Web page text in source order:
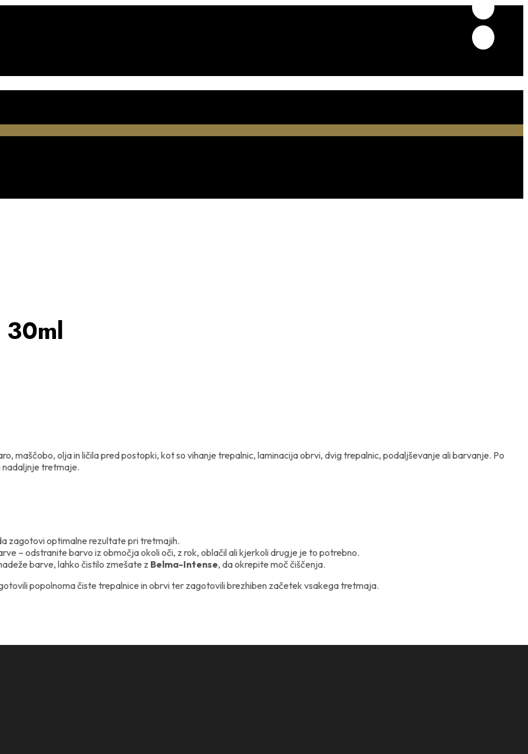
30ml
maščobo, olja in ličila pred postopki, kot so vihanje trepalnic, laminacija obrvi, dvig trepalnic, podaljševanje ali barvanje. Po
nadaljnje tretmaje.
zagotovi optimalne rezultate pri tretmajih.
– odstranite barvo iz območja okoli oči, z rok, oblačil ali kjerkoli drugje je to potrebno.
barve, lahko čistilo zmešate z Belma-Intense, da okrepite moč čiščenja.
popolnoma čiste trepalnice in obrvi ter zagotovili brezhiben začetek vsakega tretmaja.